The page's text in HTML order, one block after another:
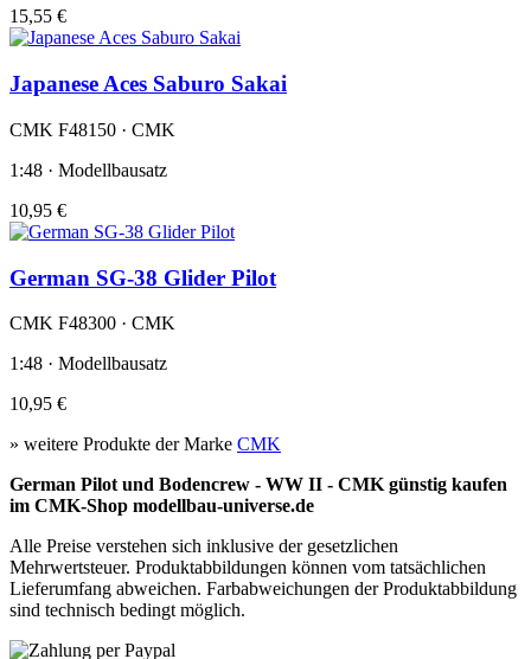
15,55 €
Japanese Aces Saburo Sakai
CMK F48150 · CMK
1:48 · Modellbausatz
10,95 €
German SG-38 Glider Pilot
CMK F48300 · CMK
1:48 · Modellbausatz
10,95 €
» weitere Produkte der Marke CMK
German Pilot und Bodencrew - WW II - CMK günstig kaufen
im CMK-Shop modellbau-universe.de
Alle Preise verstehen sich inklusive der gesetzlichen
Mehrwertsteuer. Produktabbildungen können vom tatsächlichen
Lieferumfang abweichen. Farbabweichungen der Produktabbildung
sind technisch bedingt möglich.